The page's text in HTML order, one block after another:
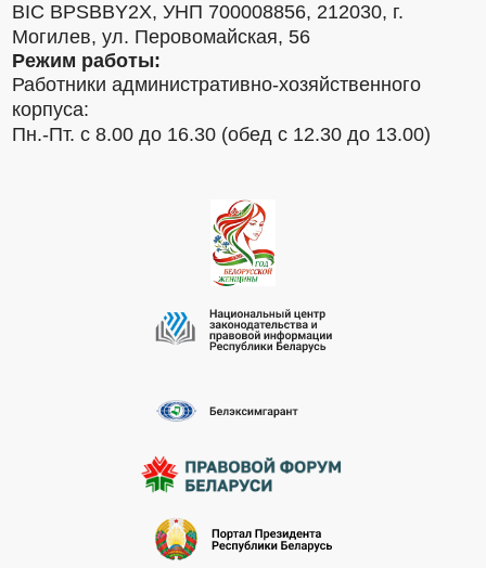
BIC BPSBBY2X, УНП 700008856, 212030, г.
Могилев, ул. Перовомайская, 56
Режим работы:
Работники административно-хозяйственного
корпуса:
Пн.-Пт. с 8.00 до 16.30 (обед с 12.30 до 13.00)